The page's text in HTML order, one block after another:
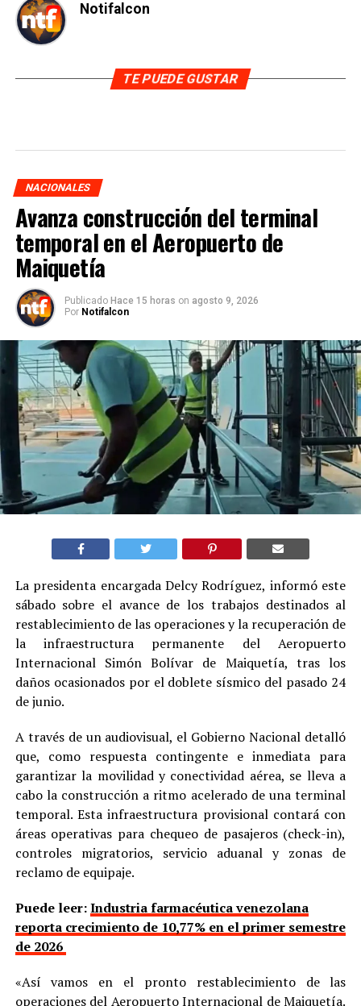
Notifalcon
TE PUEDE GUSTAR
NACIONALES
Avanza construcción del terminal
temporal en el Aeropuerto de
Maiquetía
Publicado Hace 15 horas on agosto 9, 2026
Por Notifalcon
La presidenta encargada Delcy Rodríguez, informó este
sábado sobre el avance de los trabajos destinados al
restablecimiento de las operaciones y la recuperación de
la infraestructura permanente del Aeropuerto
Internacional Simón Bolívar de Maiquetía, tras los
daños ocasionados por el doblete sísmico del pasado 24
de junio.
A través de un audiovisual, el Gobierno Nacional detalló
que, como respuesta contingente e inmediata para
garantizar la movilidad y conectividad aérea, se lleva a
cabo la construcción a ritmo acelerado de una terminal
temporal. Esta infraestructura provisional contará con
áreas operativas para chequeo de pasajeros (check-in),
controles migratorios, servicio aduanal y zonas de
reclamo de equipaje.
Puede leer:Industria farmacéutica venezolana
reporta crecimiento de 10,77% en el primer semestre
de 2026
«Así vamos en el pronto restablecimiento de las
operaciones del Aeropuerto Internacional de Maiquetía.